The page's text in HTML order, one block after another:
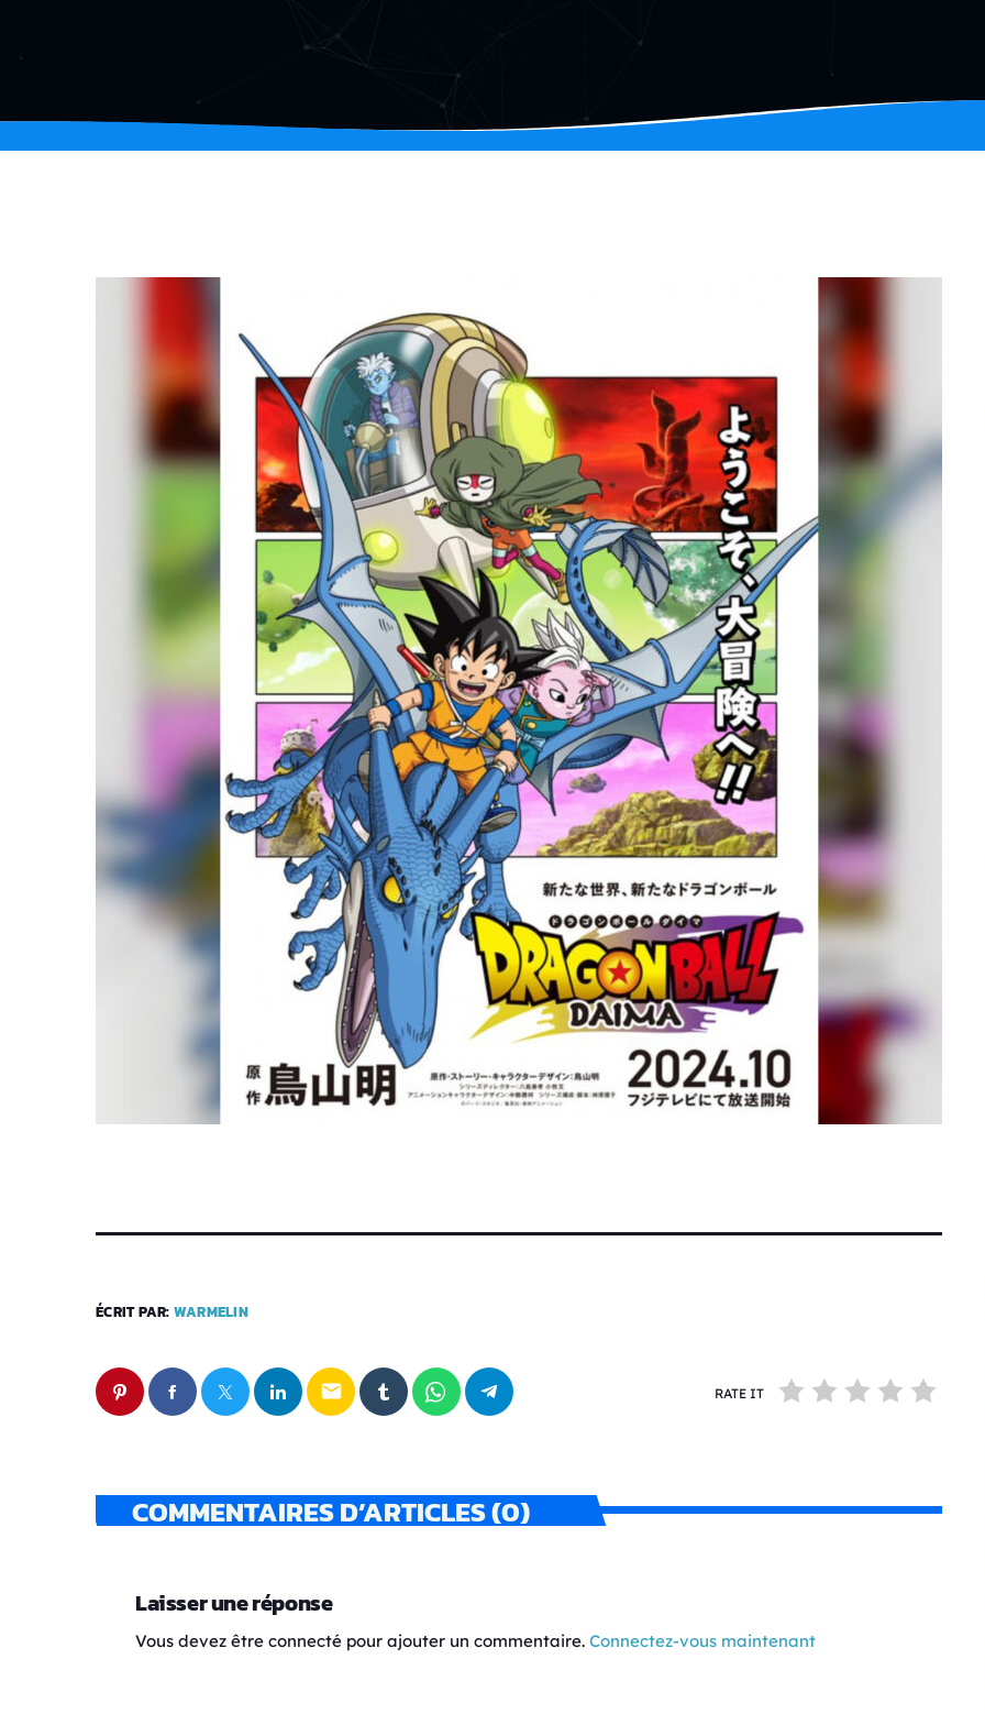
ÉCRIT PAR: WARMELIN
email RATE IT
COMMENTAIRES D’ARTICLES (0)
Laisser une réponse
Vous devez être connecté pour ajouter un commentaire. Connectez-vous maintenant